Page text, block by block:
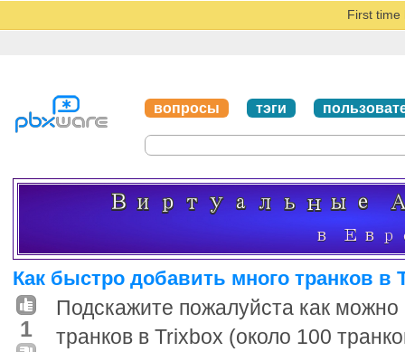
First time
вопросы тэги
Как быстро добавить много транков в
1
Подскажите пожалуйста как
транков в Trixbox (около 100